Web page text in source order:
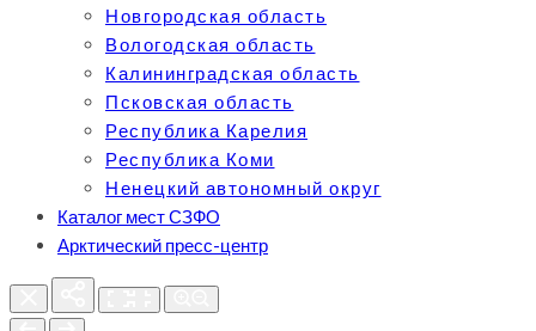
Новгородская область
Вологодская область
Калининградская область
Псковская область
Республика Карелия
Республика Коми
Ненецкий автономный округ
Каталог мест СЗФО
Арктический пресс-центр